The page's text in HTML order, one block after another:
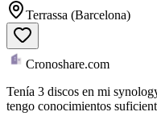
Terrassa (Barcelona)
Cronoshare.com
Tenía 3 discos en mi
tengo conocimientos